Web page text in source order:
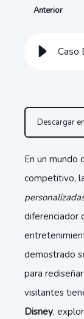
Anterior
Descargar
En un mundo
competitivo,
diferenciador
demostrado
para
visitantes
Disney,